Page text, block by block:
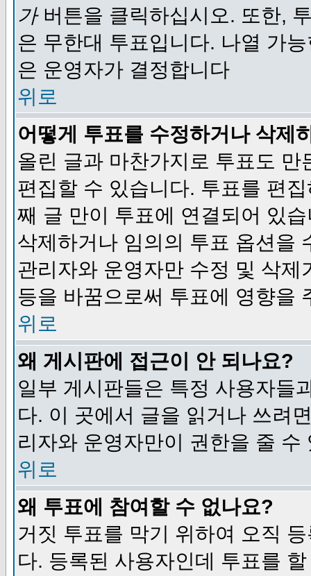
가버튼을 클릭하십시오. 또한,
은 무한대 투표입니다. 나열 가
은 운영자가 결정합니다
위로
어떻게 투표를 수정하거나 삭제
올린 글과 마찬가지로 투표도
편집할 수 있습니다. 투표를 편
째 글 만이 투표에 연결되어 있
삭제하거나 임의의 투표 옵션을
관리자와 운영자만 수정 및 삭
등을 바꿈으로써 투표에 영향을
위로
왜 게시판에 접근이 안 되나요?
일부 게시판들은 특정 사용자들
다. 이 곳에서 글을 읽거나 쓰려
리자와 운영자만이 권한을 줄
위로
왜 투표에 참여할 수 없나요?
거짓 투표를 막기 위하여 오직
다. 등록된 사용자인데 투표를